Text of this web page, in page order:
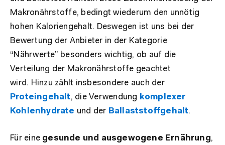
Makronährstoffe, bedingt wiederum den unnötig
hohen Kaloriengehalt. Deswegen ist uns bei der
Bewertung der Anbieter in der Kategorie
“Nährwerte” besonders wichtig, ob auf die
Verteilung der Makronährstoffe geachtet
wird. Hinzu zählt insbesondere auch der
Proteingehalt, die Verwendung komplexer
Kohlenhydrate und der Ballaststoffgehalt.
Für eine gesunde und ausgewogene Ernährung,